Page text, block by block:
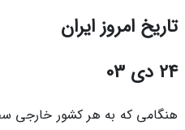
تاریخ امروز ایران
24 دی 03
هنگامی که به هر کشور خارجی